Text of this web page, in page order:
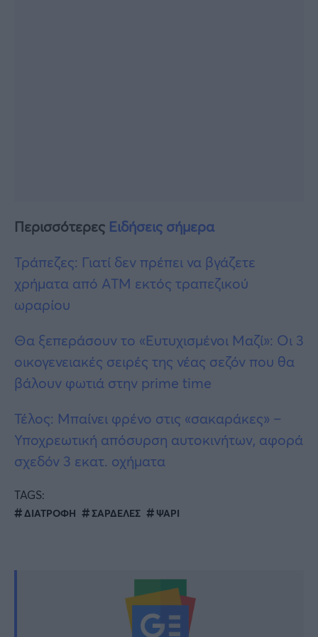
Περισσότερες Ειδήσεις σήμερα
Τράπεζες: Γιατί δεν πρέπει να βγάζετε
χρήματα από ATM εκτός τραπεζικού
ωραρίου
Θα ξεπεράσουν το «Ευτυχισμένοι Μαζί»: Οι 3
οικογενειακές σειρές της νέας σεζόν που θα
βάλουν φωτιά στην prime time
Τέλος: Μπαίνει φρένο στις «σακαράκες» –
Υποχρεωτική απόσυρση αυτοκινήτων, αφορά
σχεδόν 3 εκατ. οχήματα
TAGS:
ΔΙΑΤΡΟΦΗ ΣΑΡΔΕΛΕΣ ΨΑΡΙ